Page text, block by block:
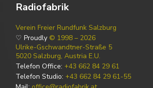
Radiofabrik
Verein Freier Rundfunk Salzburg
♡ Proudly © 1998 – 2026
Ulrike-Gschwandtner-Straße 5
5020 Salzburg, Austria E.U.
Telefon Office: +43 662 84 29 61
Telefon Studio: +43 662 84 29 61-55